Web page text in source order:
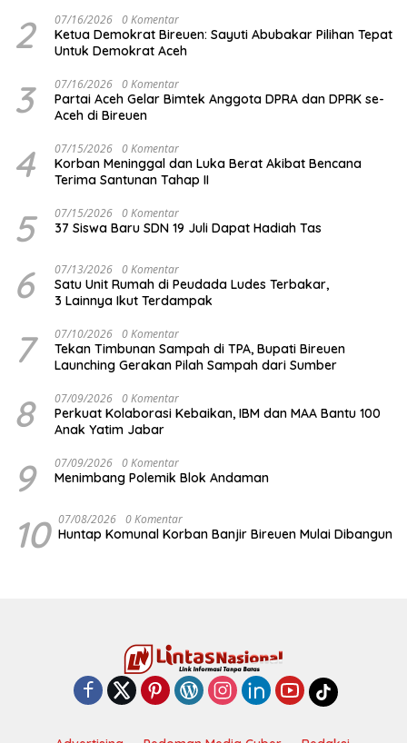
2 07/16/2026 0 Komentar
Ketua Demokrat Bireuen: Sayuti Abubakar Pilihan Tepat
Untuk Demokrat Aceh
3 07/16/2026 0 Komentar
Partai Aceh Gelar Bimtek Anggota DPRA dan DPRK se-
Aceh di Bireuen
4 07/15/2026 0 Komentar
Korban Meninggal dan Luka Berat Akibat Bencana
Terima Santunan Tahap II
5 07/15/2026 0 Komentar
37 Siswa Baru SDN 19 Juli Dapat Hadiah Tas
6 07/13/2026 0 Komentar
Satu Unit Rumah di Peudada Ludes Terbakar,
3 Lainnya Ikut Terdampak
7 07/10/2026 0 Komentar
Tekan Timbunan Sampah di TPA, Bupati Bireuen
Launching Gerakan Pilah Sampah dari Sumber
8 07/09/2026 0 Komentar
Perkuat Kolaborasi Kebaikan, IBM dan MAA Bantu 100
Anak Yatim Jabar
9 07/09/2026 0 Komentar
Menimbang Polemik Blok Andaman
10 07/08/2026 0 Komentar
Huntap Komunal Korban Banjir Bireuen Mulai Dibangun